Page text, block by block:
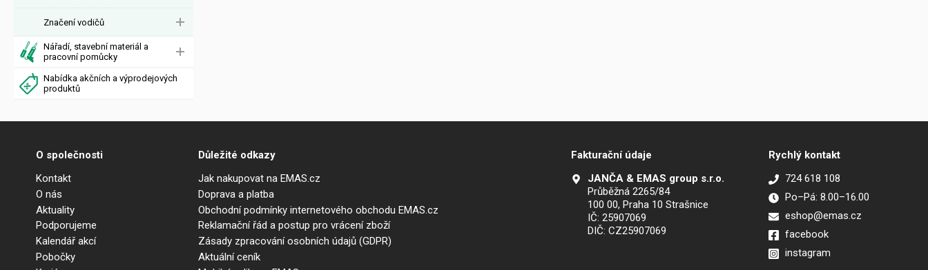
Značení vodičů
Nářadí, stavební materiál a
pracovní pomůcky
Nabídka akčních a výprodejových
produktů
O společnosti
Kontakt
O nás
Aktuality
Podporujeme
Kalendář akcí
Pobočky
Důležité odkazy
Jak nakupovat na EMAS.cz
Doprava a platba
Obchodní podmínky internetového obchodu EMAS.cz
Reklamační řád a postup pro vrácení zboží
Zásady zpracování osobních údajů (GDPR)
Aktuální ceník
Fakturační údaje
JANČA & EMAS group s.r.o.
Průběžná 2265/84
100 00, Praha 10 Strašnice
IČ: 25907069
DIČ: CZ25907069
Rychlý kontakt
724 618 108
Po–Pá: 8.00–16.00
eshop@emas.cz
facebook
instagram